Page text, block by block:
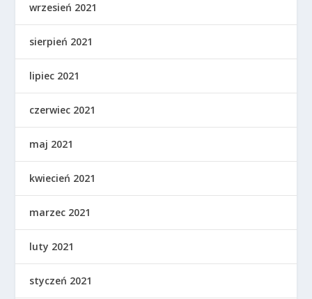
wrzesień 2021
sierpień 2021
lipiec 2021
czerwiec 2021
maj 2021
kwiecień 2021
marzec 2021
luty 2021
styczeń 2021